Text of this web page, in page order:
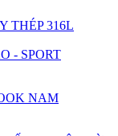
THÉP 316L
- SPORT
NAM